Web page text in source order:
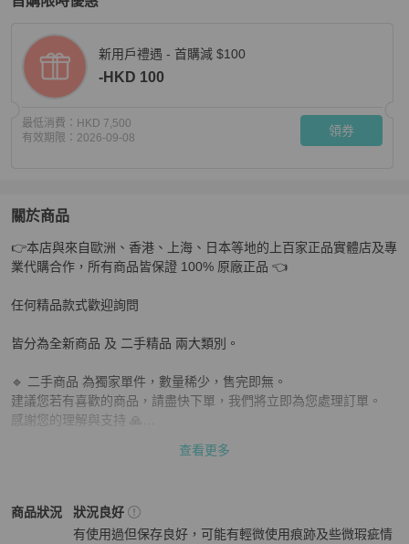
新用戶禮遇 - 首購減 $100
-HKD 100
最低消費： HKD 7,500
有效期限： 2026-09-08 領券
關於商品
關於LV Lock me系列限量花朵肩背斜背鏈條包 22.5*15*8 98
👉本店與來自歐洲、香港、上海、日本等地的上百家正品實體店及專
業代購合作，所有商品皆保證 100% 原廠正品 👈
任何精品款式歡迎詢問
皆分為全新商品 及 二手精品 兩大類別。
🔹 二手商品 為獨家單件，數量稀少，售完即無。
建議您若有喜歡的商品，請盡快下單，我們將立即為您處理訂單。
感謝您的理解與支持 🙏
再次感謝您的配合與體諒 🙏
查看更多
商品狀況
Louis Vuitton女包商品狀態與細節
狀況良好
有使用過但保存良好，可能有輕微使用痕跡及些微瑕疵情